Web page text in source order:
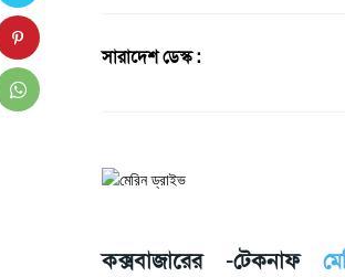
সারাদেশ ডেস্ক :
কক্সবাজারের -টেকনাফ